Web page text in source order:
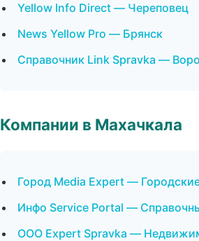
Yellow Info Direct — Череповец
News Yellow Pro — Брянск
Справочник Link Spravka —
Компании в Махачкала
Город Media Expert —
Инфо Service Portal —
ООО Expert Spravka —